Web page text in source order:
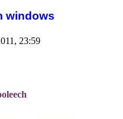
windows
23:59